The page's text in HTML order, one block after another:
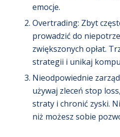
emocje.
Overtrading: Zbyt
prowadzić do
zwiększonych opłat.
strategii i unikaj
Nieodpowiednie
używaj zleceń stop
straty i chronić zyski.
niż możesz sobie